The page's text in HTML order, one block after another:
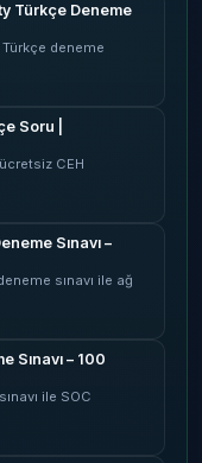
Türkçe Deneme
deneme
Soru |
CEH
Sınavı –
sınavı ile ağ
Sınavı – 100
ile SOC